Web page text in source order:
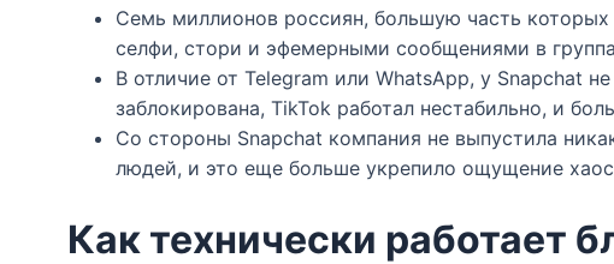
Семь миллионов россиян, большую часть
селфи, стори и эфемерными сообщениями в
В отличие от Telegram или WhatsApp, у Snapchat
заблокирована, TikTok работал нестабильно, и
Со стороны Snapchat компания не выпустила
людей, и это еще больше укрепило ощущение
Как технически работает